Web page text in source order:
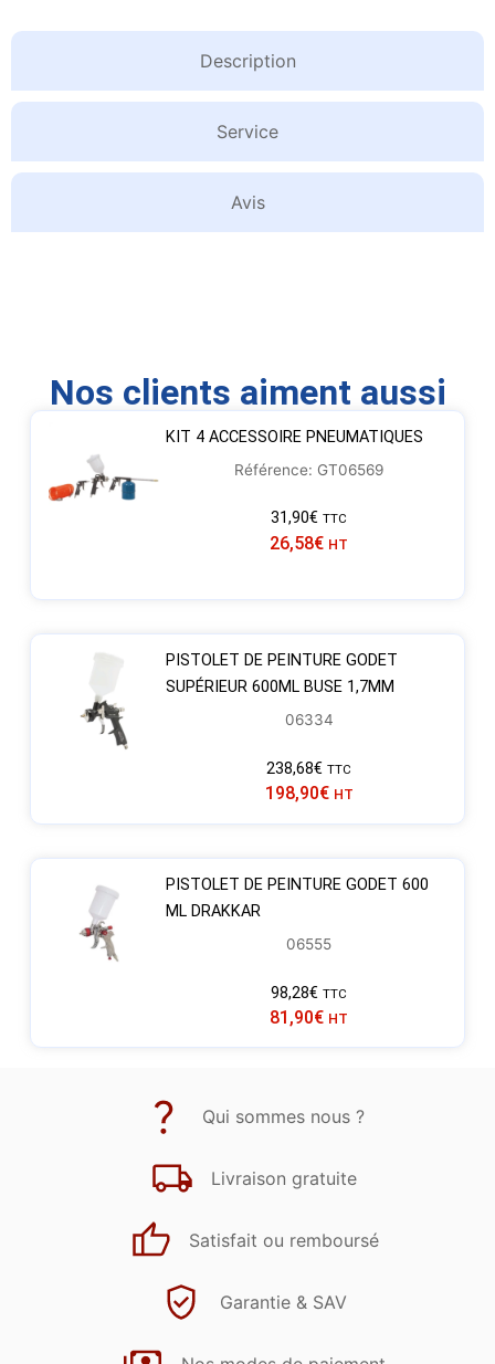
Description
Service
Avis
Nos clients aiment aussi
KIT 4 ACCESSOIRE PNEUMATIQUES
Référence: GT06569
31,90€ TTC
26,58€ HT
PISTOLET DE PEINTURE GODET
SUPÉRIEUR 600ML BUSE 1,7MM
06334
238,68€ TTC
198,90€ HT
PISTOLET DE PEINTURE GODET 600
ML DRAKKAR
06555
98,28€ TTC
81,90€ HT
Qui sommes nous ?
Livraison gratuite
Satisfait ou remboursé
Garantie & SAV